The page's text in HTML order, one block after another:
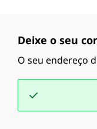
Deixe o seu
O seu endereço